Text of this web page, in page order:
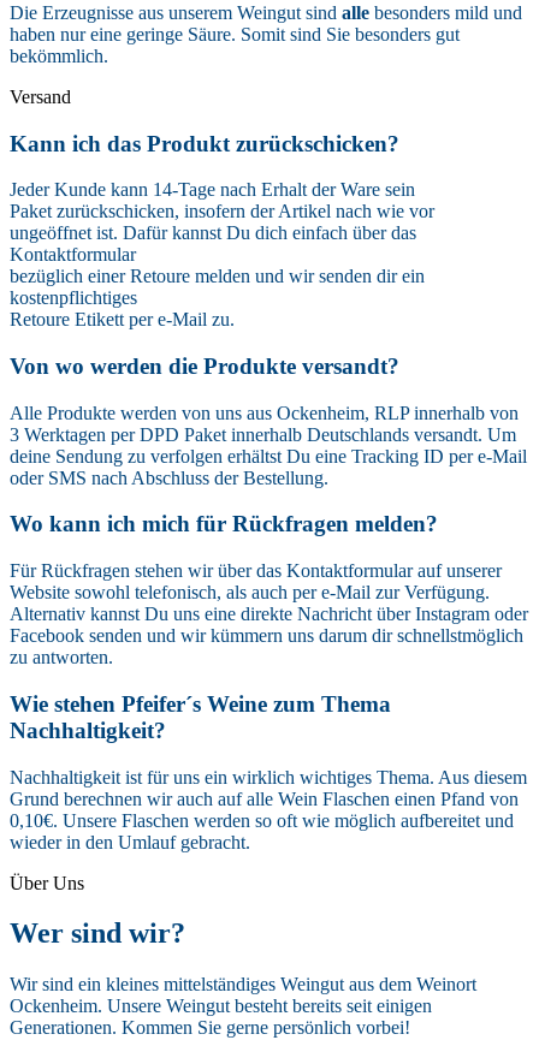
Die Erzeugnisse aus unserem Weingut sind alle besonders mild und
haben nur eine geringe Säure. Somit sind Sie besonders gut
bekömmlich.
Versand
Kann ich das Produkt zurückschicken?
Jeder Kunde kann 14-Tage nach Erhalt der Ware sein
Paket zurückschicken, insofern der Artikel nach wie vor
ungeöffnet ist. Dafür kannst Du dich einfach über das
Kontaktformular
bezüglich einer Retoure melden und wir senden dir ein
kostenpflichtiges
Retoure Etikett per e-Mail zu.
Von wo werden die Produkte versandt?
Alle Produkte werden von uns aus Ockenheim, RLP innerhalb von
3 Werktagen per DPD Paket innerhalb Deutschlands versandt. Um
deine Sendung zu verfolgen erhältst Du eine Tracking ID per e-Mail
oder SMS nach Abschluss der Bestellung.
Wo kann ich mich für Rückfragen melden?
Für Rückfragen stehen wir über das Kontaktformular auf unserer
Website sowohl telefonisch, als auch per e-Mail zur Verfügung.
Alternativ kannst Du uns eine direkte Nachricht über Instagram oder
Facebook senden und wir kümmern uns darum dir schnellstmöglich
zu antworten.
Wie stehen Pfeifer´s Weine zum Thema
Nachhaltigkeit?
Nachhaltigkeit ist für uns ein wirklich wichtiges Thema. Aus diesem
Grund berechnen wir auch auf alle Wein Flaschen einen Pfand von
0,10€. Unsere Flaschen werden so oft wie möglich aufbereitet und
wieder in den Umlauf gebracht.
Über Uns
Wer sind wir?
Wir sind ein kleines mittelständiges Weingut aus dem Weinort
Ockenheim. Unsere Weingut besteht bereits seit einigen
Generationen. Kommen Sie gerne persönlich vorbei!